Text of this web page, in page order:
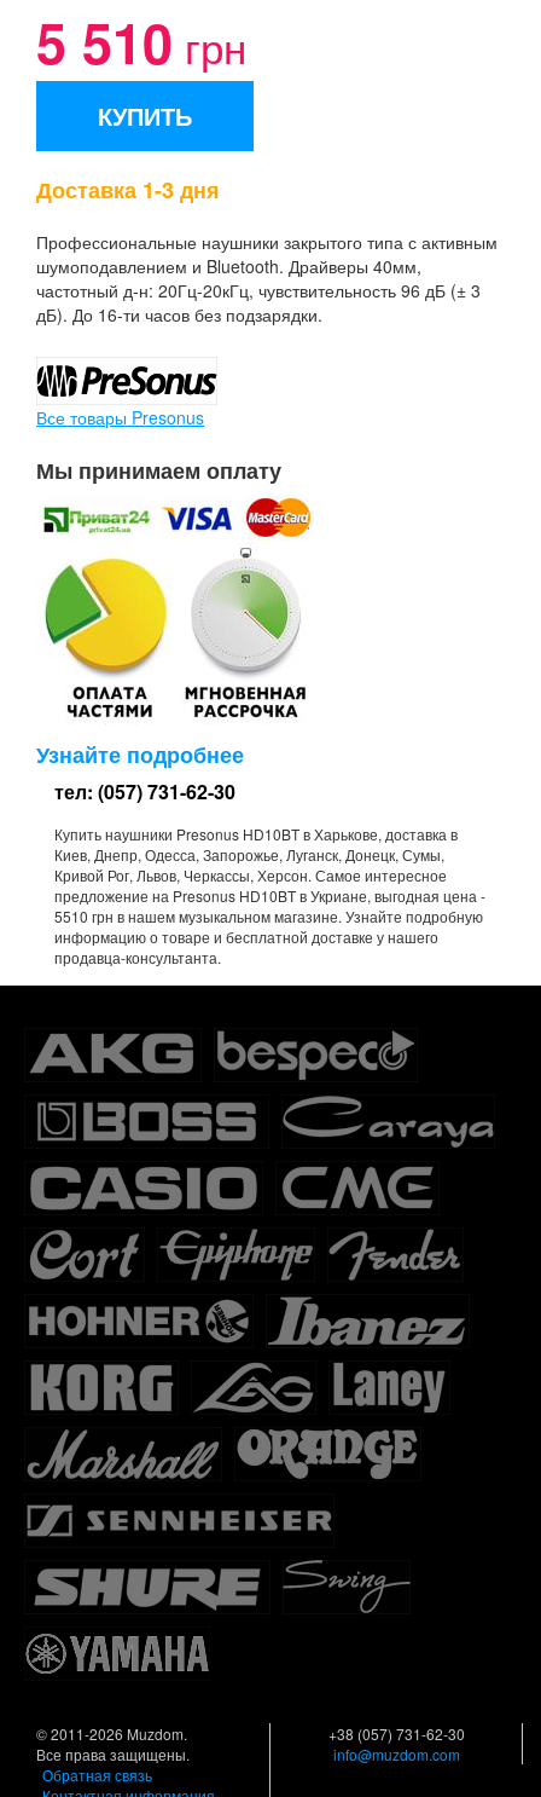
5 510 грн
КУПИТЬ
Доставка 1-3 дня
Профессиональные наушники закрытого типа с активным
шумоподавлением и Bluetooth. Драйверы 40мм,
частотный д-н: 20Гц-20кГц, чувствительность 96 дБ (± 3
дБ). До 16-ти часов без подзарядки.
Все товары Presonus
Мы принимаем оплату
Узнайте подробнее
тел: (057) 731-62-30
Купить наушники Presonus HD10BT в Харькове, доставка в
Киев, Днепр, Одесса, Запорожье, Луганск, Донецк, Сумы,
Кривой Рог, Львов, Черкассы, Херсон. Самое интересное
предложение на Presonus HD10BT в Укриане, выгодная цена -
5510 грн в нашем музыкальном магазине. Узнайте подробную
информацию о товаре и бесплатной доставке у нашего
продавца-консультанта.
© 2011-2026 Muzdom.
Все права защищены.
Обратная связь
+38 (057) 731-62-30
info@muzdom.com